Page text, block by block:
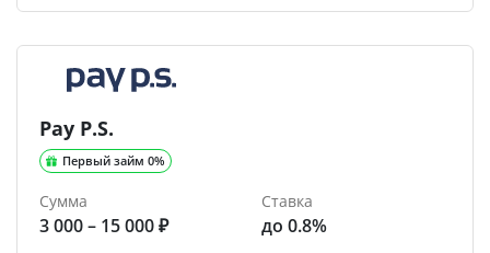
Pay P.S.
Первый займ 0%
Сумма
3 000 – 15 000 ₽
Ставка
до 0.8%